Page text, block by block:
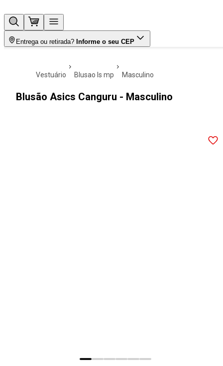
Entrega ou retirada? Informe o seu CEP
vestuário blusao ls mp masculino
Blusão Asics Canguru - Masculino